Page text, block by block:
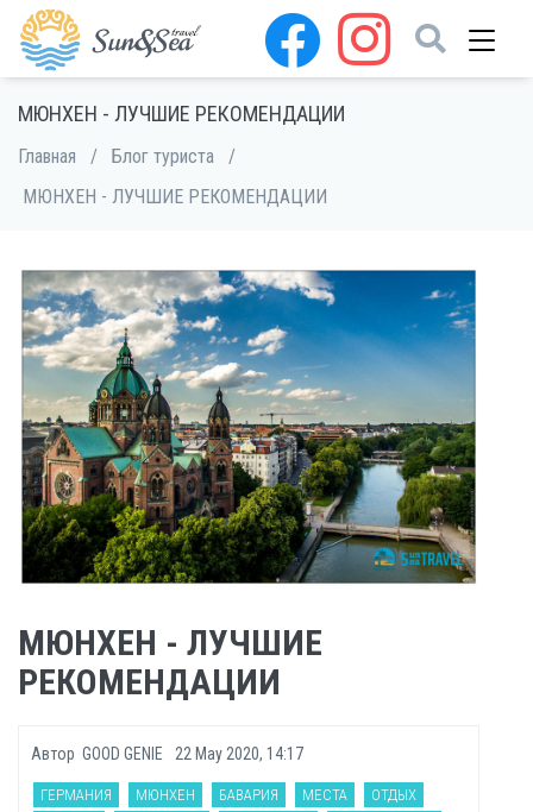
МЮНХЕН - ЛУЧШИЕ РЕКОМЕНДАЦИИ
Главная / Блог туриста
/
МЮНХЕН - ЛУЧШИЕ РЕКОМЕНДАЦИИ
МЮНХЕН - ЛУЧШИЕ
РЕКОМЕНДАЦИИ
Автор GOOD GENIE 22 May 2020, 14:17
ГЕРМАНИЯ МЮНХЕН БАВАРИЯ МЕСТА
ОТДЫХ